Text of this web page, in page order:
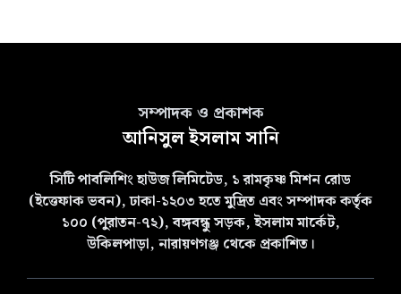
সম্পাদক ও প্রকাশক
আনিসুল ইসলাম সানি
সিটি পাবলিশিং হাউজ লিমিটেড, ১ রামকৃষ্ণ মিশন রোড
(ইত্তেফাক ভবন), ঢাকা-১২০৩ হতে মুদ্রিত এবং সম্পাদক কর্তৃক
১০০ (পুরাতন-৭২), বঙ্গবন্ধু সড়ক, ইসলাম মার্কেট,
উকিলপাড়া, নারায়ণগঞ্জ থেকে প্রকাশিত।